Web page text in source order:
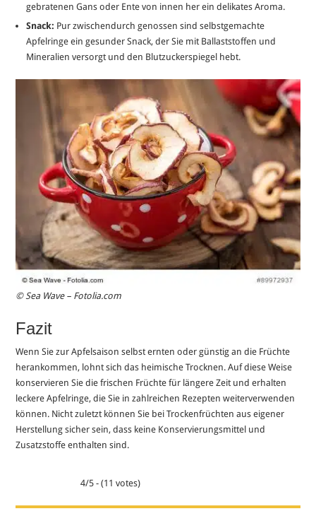
gebratenen Gans oder Ente von innen her ein delikates Aroma.
Snack: Pur zwischendurch genossen sind selbstgemachte
Apfelringe ein gesunder Snack, der Sie mit Ballaststoffen und
Mineralien versorgt und den Blutzuckerspiegel hebt.
© Sea Wave – Fotolia.com
Fazit
Wenn Sie zur Apfelsaison selbst ernten oder günstig an die Früchte
herankommen, lohnt sich das heimische Trocknen. Auf diese Weise
konservieren Sie die frischen Früchte für längere Zeit und erhalten
leckere Apfelringe, die Sie in zahlreichen Rezepten weiterverwenden
können. Nicht zuletzt können Sie bei Trockenfrüchten aus eigener
Herstellung sicher sein, dass keine Konservierungsmittel und
Zusatzstoffe enthalten sind.
4/5 - (11 votes)